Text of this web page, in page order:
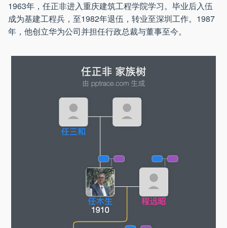
1963年，任正非进入重庆建筑工程学院学习。毕业后入伍
成为基建工程兵，至1982年退伍，转业至深圳工作。1987
年，他创立华为公司并担任行政总裁与董事至今。